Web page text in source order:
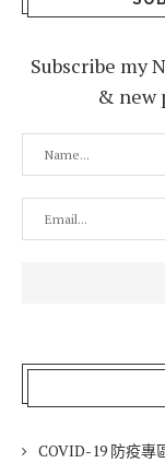
Subscribe my
& new
COVID-19 防疫專